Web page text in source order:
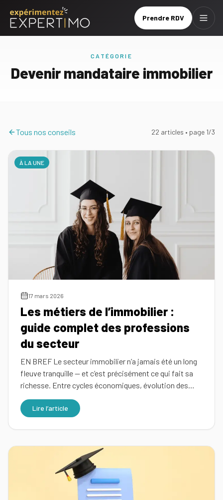
Prendre RDV
Menu
Le
services
Nos
Profil
Mandataire
Agence
Réserver
ma
place
pour
réunion
CATÉGORIE
Devenir mandataire immobilier
Tous nos conseils 22 articles • page 1/3
À LA UNE
17 mars 2026
Les métiers de l’immobilier :
guide complet des professions
du secteur
EN BREF Le secteur immobilier n’a jamais été un long
fleuve tranquille — et c’est précisément ce qui fait sa
richesse. Entre cycles économiques, évolution des…
Lire l’article